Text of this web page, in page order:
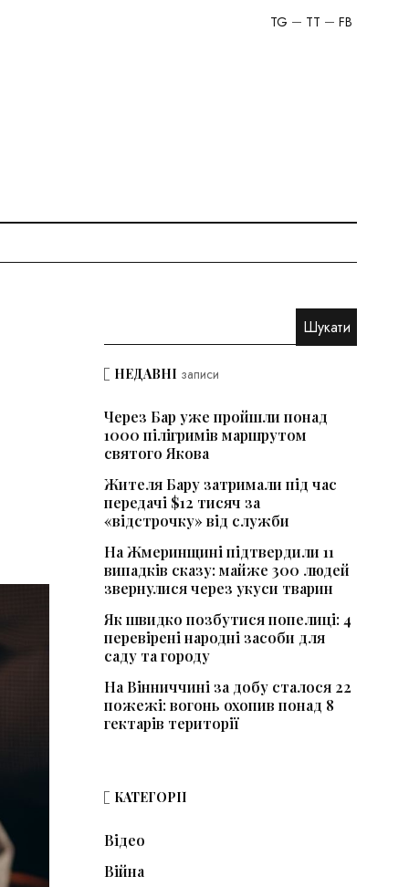
FB
TT
TG
НЕДАВНІ записи
Через Бар уже пройшли понад
1000 пілігримів маршрутом
святого Якова
Жителя Бару затримали під час
передачі $12 тисяч за
«відстрочку» від служби
На Жмеринщині підтвердили 11
випадків сказу: майже 300 людей
звернулися через укуси тварин
Як швидко позбутися попелиці: 4
перевірені народні засоби для
саду та городу
На Вінниччині за добу сталося 22
пожежі: вогонь охопив понад 8
гектарів території
КАТЕГОРІЇ
Відео
Війна